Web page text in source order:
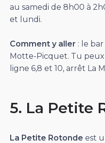
au samedi de 8h00 à
et lundi.
Comment y aller : le
Motte-Picquet. Tu
ligne 6,8 et 10, arrêt La
5. La Petite
La Petite Rotonde est